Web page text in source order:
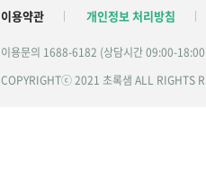
이용약관 개인정보 처리방침
이용문의 1688-6182 (상담시간 09:00-
COPYRIGHTⓒ 2021 초록샘 ALL RIGHTS